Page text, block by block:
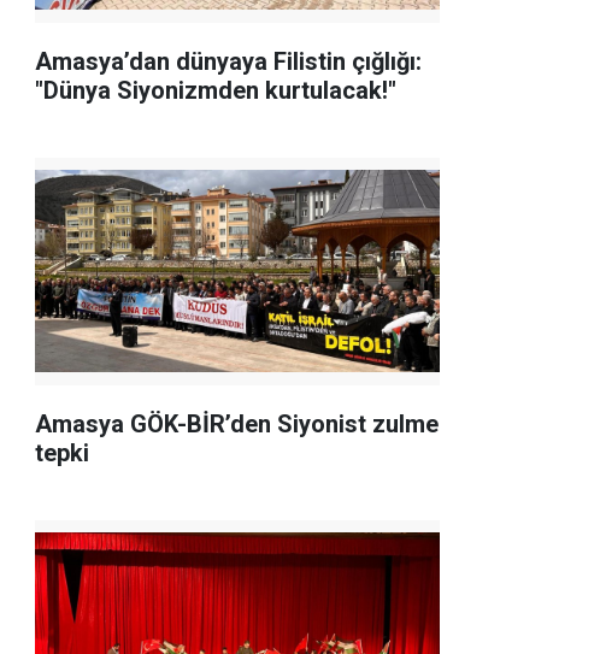
Amasya’dan dünyaya Filistin çığlığı:
"Dünya Siyonizmden kurtulacak!"
Amasya GÖK-BİR’den Siyonist zulme
tepki